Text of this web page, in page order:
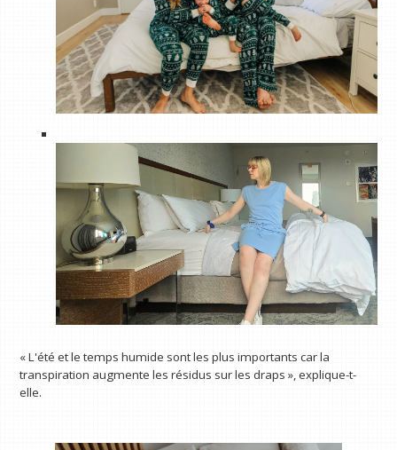
« L'été et le temps humide sont les plus importants car la
transpiration augmente les résidus sur les draps », explique-t-
elle.